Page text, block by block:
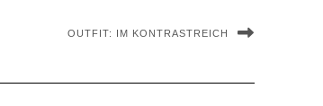
OUTFIT: IM KONTRASTREICH